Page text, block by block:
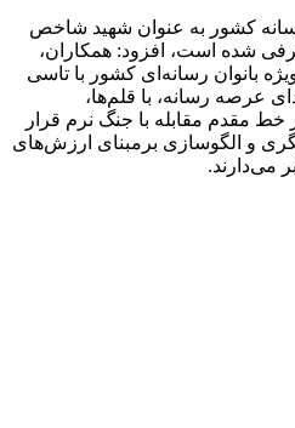
رسانه کشور به عنوان شهید شاخص
شده است، افزود: همکاران،
بانوان رسانه‌ای کشور با تاسی
عرصه رسانه، با قلم‌ها،
خط مقدم مقابله با جنگ نرم قرار
و الگوسازی برمبنای ارزش‌های
می‌دارند.